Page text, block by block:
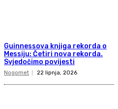
Guinnessova knjiga rekorda o
Messiju: Četiri nova rekorda.
Svjedočimo povijesti
Nogomet 22 lipnja, 2026